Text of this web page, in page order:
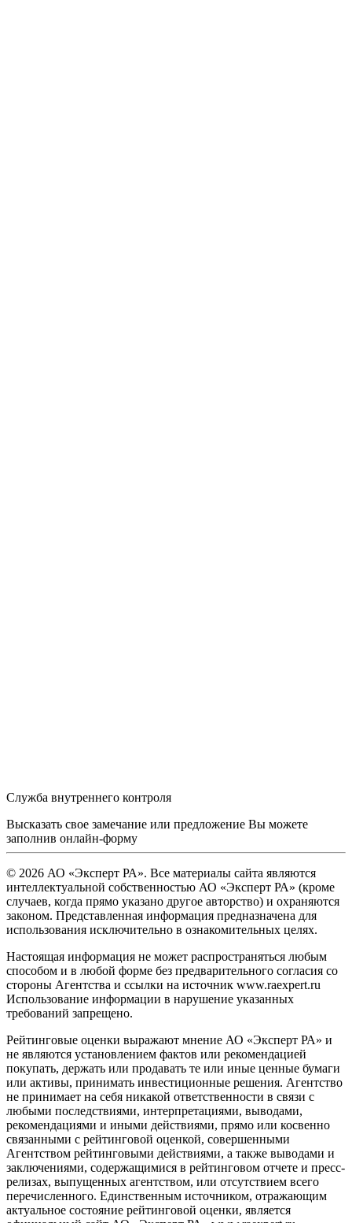
Служба внутреннего контроля
Высказать свое замечание или предложение Вы можете
заполнив онлайн-форму
© 2026 АО «Эксперт РА». Все материалы сайта являются
интеллектуальной собственностью АО «Эксперт РА» (кроме
случаев, когда прямо указано другое авторство) и охраняются
законом. Представленная информация предназначена для
использования исключительно в ознакомительных целях.
Настоящая информация не может распространяться любым
способом и в любой форме без предварительного согласия со
стороны Агентства и ссылки на источник www.raexpert.ru
Использование информации в нарушение указанных
требований запрещено.
Рейтинговые оценки выражают мнение АО «Эксперт РА» и
не являются установлением фактов или рекомендацией
покупать, держать или продавать те или иные ценные бумаги
или активы, принимать инвестиционные решения. Агентство
не принимает на себя никакой ответственности в связи с
любыми последствиями, интерпретациями, выводами,
рекомендациями и иными действиями, прямо или косвенно
связанными с рейтинговой оценкой, совершенными
Агентством рейтинговыми действиями, а также выводами и
заключениями, содержащимися в рейтинговом отчете и пресс-
релизах, выпущенных агентством, или отсутствием всего
перечисленного. Единственным источником, отражающим
актуальное состояние рейтинговой оценки, является